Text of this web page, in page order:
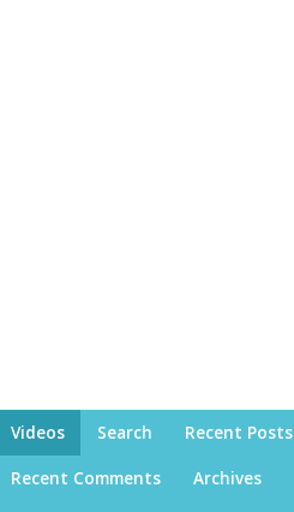
Videos Search Recent Posts
Recent Comments Archives